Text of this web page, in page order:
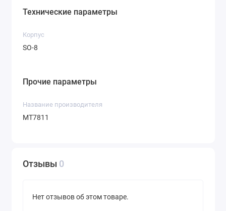
Технические параметры
Корпус
SO-8
Прочие параметры
Название производителя
MT7811
Отзывы 0
Нет отзывов об этом товаре.